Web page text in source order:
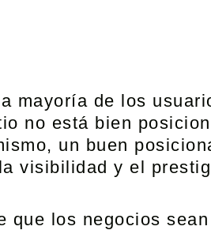
mayoría de los
no está bien
un buen
visibilidad y el
los negocios